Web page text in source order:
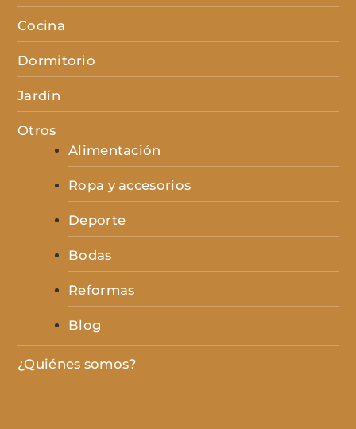
Cocina
Dormitorio
Jardín
Otros
Alimentación
Ropa y accesorios
Deporte
Bodas
Reformas
Blog
¿Quiénes somos?